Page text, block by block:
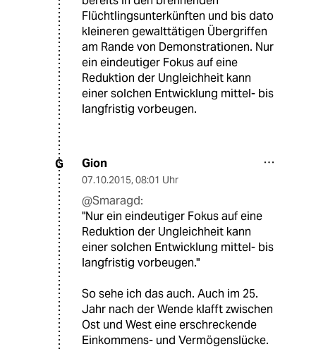
Flüchtlingsunterkünften und bis dato
kleineren gewalttätigen Übergriffen
am Rande von Demonstrationen. Nur
ein eindeutiger Fokus auf eine
Reduktion der Ungleichheit kann
einer solchen Entwicklung mittel- bis
langfristig vorbeugen.
G Gion
07.10.2015, 08:01 Uhr
@Smaragd:
"Nur ein eindeutiger Fokus auf eine
Reduktion der Ungleichheit kann
einer solchen Entwicklung mittel- bis
langfristig vorbeugen."
So sehe ich das auch. Auch im 25.
Jahr nach der Wende klafft zwischen
Ost und West eine erschreckende
Einkommens- und Vermögenslücke.